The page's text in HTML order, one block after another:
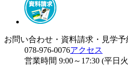
お問い合わせ・資料請求・見学予
078-976-0076アクセス
営業時間 9:00～17:30 (平日